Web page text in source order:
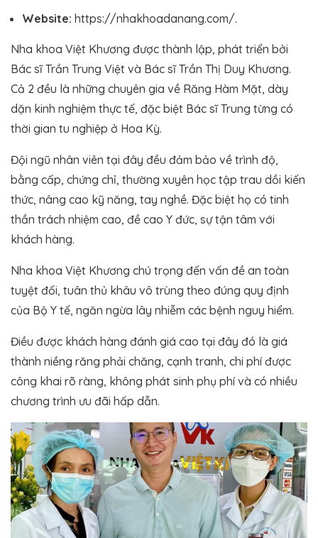
Website: https://nhakhoadanang.com/.
Nha khoa Việt Khương được thành lập, phát triển bởi
Bác sĩ Trần Trung Việt và Bác sĩ Trần Thị Duy Khương.
Cả 2 đều là những chuyên gia về Răng Hàm Mặt, dày
dặn kinh nghiệm thực tế, đặc biệt Bác sĩ Trung từng có
thời gian tu nghiệp ở Hoa Kỳ.
Đội ngũ nhân viên tại đây đều đảm bảo về trình độ,
bằng cấp, chứng chỉ, thường xuyên học tập trau dồi kiến
thức, nâng cao kỹ năng, tay nghề. Đặc biệt họ có tinh
thần trách nhiệm cao, đề cao Y đức, sự tận tâm với
khách hàng.
Nha khoa Việt Khương chú trọng đến vấn đề an toàn
tuyệt đối, tuân thủ khâu vô trùng theo đúng quy định
của Bộ Y tế, ngăn ngừa lây nhiễm các bệnh nguy hiểm.
Điều được khách hàng đánh giá cao tại đây đó là giá
thành niềng răng phải chăng, cạnh tranh, chi phí được
công khai rõ ràng, không phát sinh phụ phí và có nhiều
chương trình ưu đãi hấp dẫn.